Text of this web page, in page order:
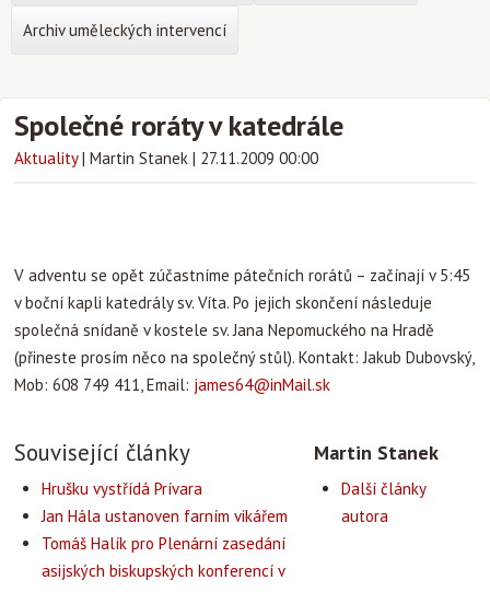
Společné roráty v katedrále
Aktuality | Martin Stanek | 27.11.2009 00:00
V adventu se opět zúčastníme pátečních rorátů – začínají v 5:45
v boční kapli katedrály sv. Víta. Po jejich skončení následuje
společná snídaně v kostele sv. Jana Nepomuckého na Hradě
(přineste prosím něco na společný stůl). Kontakt: Jakub Dubovský,
Mob: 608 749 411, Email: james64@inMail.sk
Související články
Hrušku vystřídá Prívara
Jan Hála ustanoven farním vikářem
Tomáš Halík pro Plenární zasedání
asijských biskupských konferencí v
Martin Stanek
Další články
autora
Archiv uměleckých intervencí